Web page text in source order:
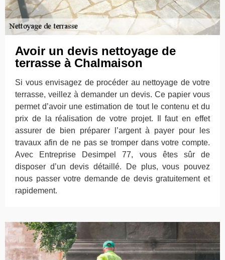
Avoir un devis nettoyage de
terrasse à Chalmaison
Si vous envisagez de procéder au nettoyage de votre
terrasse, veillez à demander un devis. Ce papier vous
permet d’avoir une estimation de tout le contenu et du
prix de la réalisation de votre projet. Il faut en effet
assurer de bien préparer l’argent à payer pour les
travaux afin de ne pas se tromper dans votre compte.
Avec Entreprise Desimpel 77, vous êtes sûr de
disposer d’un devis détaillé. De plus, vous pouvez
nous passer votre demande de devis gratuitement et
rapidement.